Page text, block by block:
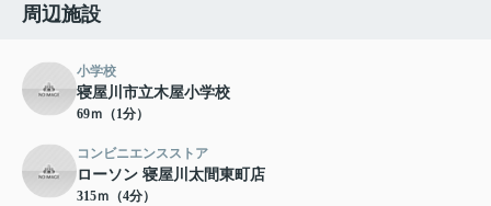
周辺施設
小学校
寝屋川市立木屋小学校
69ｍ（1分）
コンビニエンスストア
ローソン 寝屋川太間東町店
315ｍ（4分）